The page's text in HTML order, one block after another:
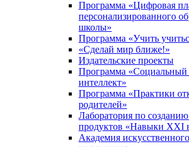
Программа «Цифровая
персонализированного
школы»
Программа «Учить
«Сделай мир ближе!»
Издательские проекты
Программа
интеллект»
Программа «Практики
родителей»
Лаборатория по
продуктов «Навыки XXI
Академия